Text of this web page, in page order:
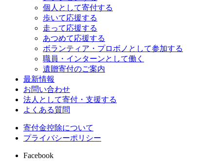
個人として寄付する
歩いて応援する
走って応援する
あつめて応援する
ボランティア・プロボノとして参加する
職員・インターンとして働く
遺贈寄付のご案内
最新情報
お問い合わせ
法人として寄付・支援する
よくある質問
寄付金控除について
プライバシーポリシー
Facebook